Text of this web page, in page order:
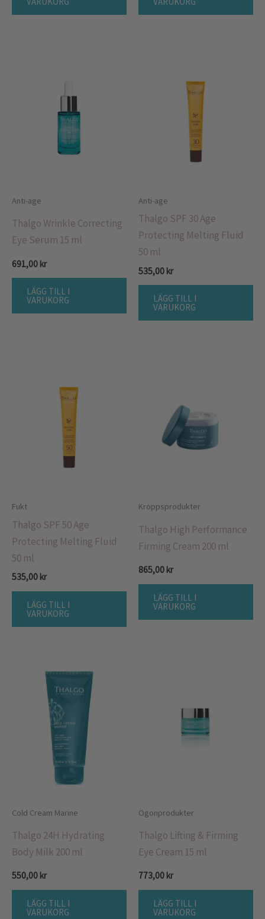
Anti-age
Thalgo Wrinkle Correcting
Eye Serum 15 ml
691,00 kr
LÄGG TILL I
VARUKORG
Anti-age
Thalgo SPF 30 Age
Protecting Melting Fluid
50 ml
535,00 kr
LÄGG TILL I
VARUKORG
Fukt
Thalgo SPF 50 Age
Protecting Melting Fluid
50 ml
535,00 kr
LÄGG TILL I
VARUKORG
Kroppsprodukter
Thalgo High Performance
Firming Cream 200 ml
865,00 kr
LÄGG TILL I
VARUKORG
Cold Cream Marine
Thalgo 24H Hydrating
Body Milk 200 ml
550,00 kr
LÄGG TILL I
VARUKORG
Ögonprodukter
Thalgo Lifting & Firming
Eye Cream 15 ml
773,00 kr
LÄGG TILL I
VARUKORG